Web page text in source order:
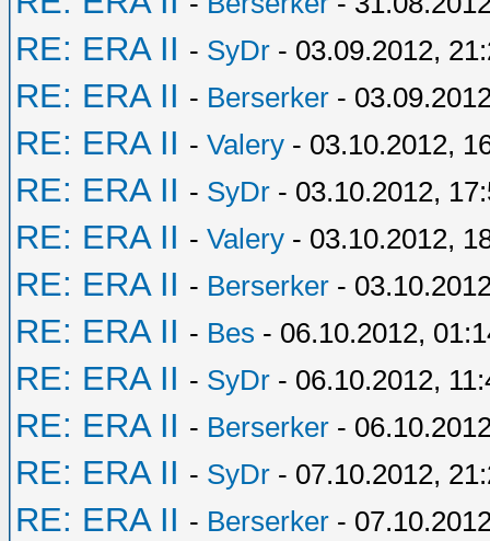
RE: ERA II - SyDr - 03.09.2012,
RE: ERA II - Berserker -
RE: ERA II - Valery - 03.10.2012,
RE: ERA II - SyDr - 03.10.2012,
RE: ERA II - Valery - 03.10.2012,
RE: ERA II - Berserker -
RE: ERA II - Bes - 06.10.2012,
RE: ERA II - SyDr - 06.10.2012,
RE: ERA II - Berserker -
RE: ERA II - SyDr - 07.10.2012,
RE: ERA II - Berserker -